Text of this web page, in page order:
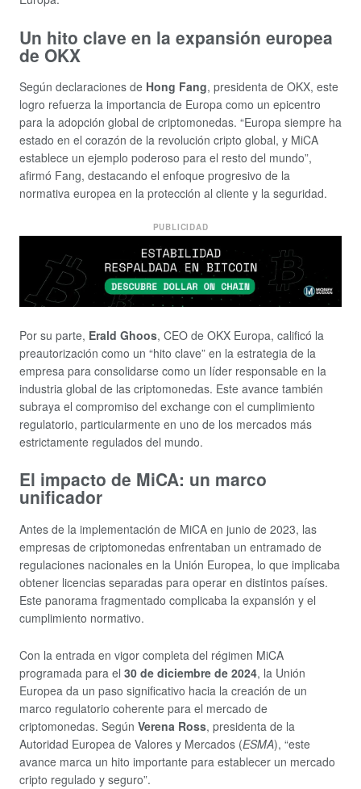
Un hito clave en la expansión europea
de OKX
Según declaraciones de Hong Fang, presidenta de OKX, este
logro refuerza la importancia de Europa como un epicentro
para la adopción global de criptomonedas. “Europa siempre ha
estado en el corazón de la revolución cripto global, y MiCA
establece un ejemplo poderoso para el resto del mundo”,
afirmó Fang, destacando el enfoque progresivo de la
normativa europea en la protección al cliente y la seguridad.
PUBLICIDAD
Por su parte, Erald Ghoos, CEO de OKX Europa, calificó la
preautorización como un “hito clave” en la estrategia de la
empresa para consolidarse como un líder responsable en la
industria global de las criptomonedas. Este avance también
subraya el compromiso del exchange con el cumplimiento
regulatorio, particularmente en uno de los mercados más
estrictamente regulados del mundo.
El impacto de MiCA: un marco
unificador
Antes de la implementación de MiCA en junio de 2023, las
empresas de criptomonedas enfrentaban un entramado de
regulaciones nacionales en la Unión Europea, lo que implicaba
obtener licencias separadas para operar en distintos países.
Este panorama fragmentado complicaba la expansión y el
cumplimiento normativo.
Con la entrada en vigor completa del régimen MiCA
programada para el 30 de diciembre de 2024, la Unión
Europea da un paso significativo hacia la creación de un
marco regulatorio coherente para el mercado de
criptomonedas. Según Verena Ross, presidenta de la
Autoridad Europea de Valores y Mercados (ESMA), “este
avance marca un hito importante para establecer un mercado
cripto regulado y seguro”.